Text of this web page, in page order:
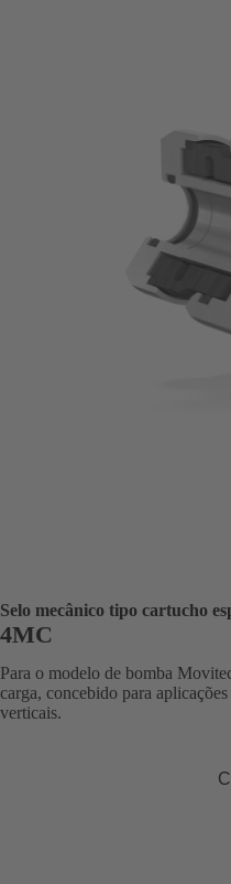
Selo mecânico tipo cartucho
4MC
Para o modelo de bomba
carga, concebido para
verticais.